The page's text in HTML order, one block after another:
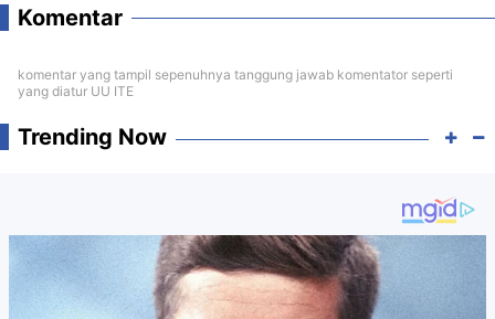
Komentar
komentar yang tampil sepenuhnya tanggung jawab komentator seperti
yang diatur UU ITE
Trending Now